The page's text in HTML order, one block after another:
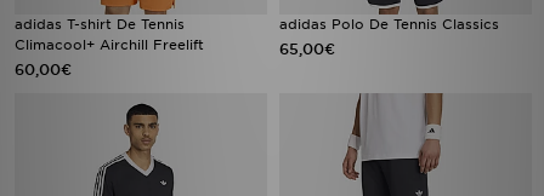
adidas T-shirt De Tennis
Climacool+ Airchill Freelift
60,00€
adidas Polo De Tennis Classics
65,00€